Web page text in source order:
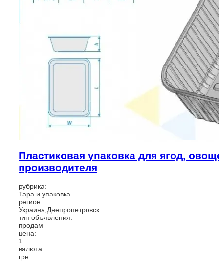
Пластиковая упаковка для ягод,
производителя
рубрика:
Тара и упаковка
регион:
Украина,Днепропетровск
тип объявления:
продам
цена:
1
валюта:
грн